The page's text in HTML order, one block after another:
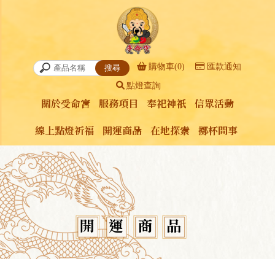
購物車(0) 匯款通知
點燈查詢
關於受命宮
關於受命宮
服務項目
服務項目
奉祀神祇
奉祀神祇
信眾活動
信眾活動
線上點燈祈福
線上點燈祈福
開運商品
在地探索
擲杯問事
開運商品